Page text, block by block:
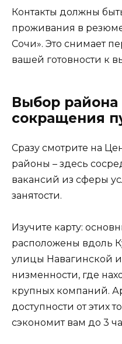
Контакты должны
проживания в резюме
Сочи». Это снимает
вашей готовности к
Выбор
сокращения
Сразу смотрите на
районы – здесь
вакансий из сферы
занятости.
Изучите карту:
расположены вдоль
улицы Навагинской
низменности, где
крупных компаний.
доступности от этих
сэкономит вам до 3